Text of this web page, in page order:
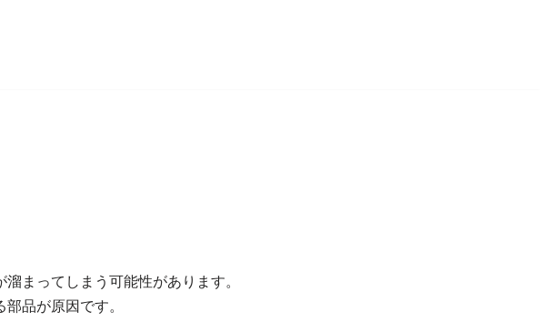
まってしまう可能性があります。
品が原因です。